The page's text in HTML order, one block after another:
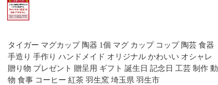
タイガー マグカップ 陶器 1個 マグ カップ コップ 陶芸 食器
手造り 手作り ハンドメイド オリジナル かわいい オシャレ
贈り物 プレゼント 贈呈用 ギフト 誕生日 記念日 工芸 制作 動
物 食事 コーヒー 紅茶 羽生窯 埼玉県 羽生市